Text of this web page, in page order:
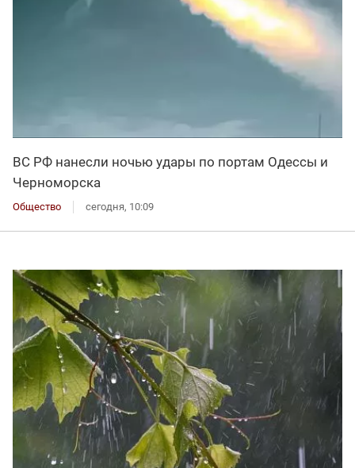
ВС РФ нанесли ночью удары по портам Одессы и
Черноморска
Общество сегодня, 10:09